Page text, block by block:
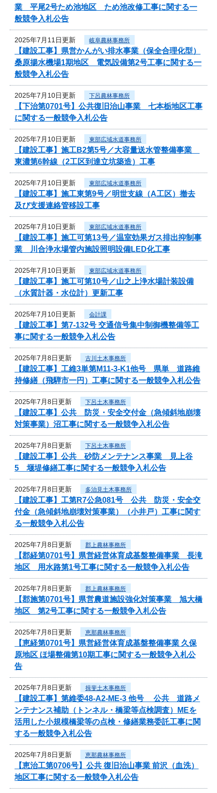
業 平尾2号ため池地区 ため池改修工事に関する一
般競争入札公告
2025年7月11日更新 岐阜農林事務所
【建設工事】県営かんがい排水事業（保全合理化型）
桑原揚水機場1期地区 電気設備第2号工事に関する一
般競争入札公告
2025年7月10日更新 下呂農林事務所
【下治第0701号】公共復旧治山事業 七本栃地区工事
に関する一般競争入札公告
2025年7月10日更新 東部広域水道事務所
【建設工事】施工B2第5号／大容量送水管整備事業
東濃第6幹線（2工区到達立坑築造）工事
2025年7月10日更新 東部広域水道事務所
【建設工事】施工東第9号／明世支線（A工区）撤去
及び支援連絡管移設工事
2025年7月10日更新 東部広域水道事務所
【建設工事】施工可第13号／温室効果ガス排出抑制事
業 川合浄水場管内施設照明設備LED化工事
2025年7月10日更新 東部広域水道事務所
【建設工事】施工可第10号／山之上浄水場計装設備
（水質計器・水位計）更新工事
2025年7月10日更新 会計課
【建設工事】第7-132号 交通信号集中制御機整備等工
事に関する一般競争入札公告
2025年7月8日更新 古川土木事務所
【建設工事】工維3単第M11-3-K1他号 県単 道路維
持修繕（飛騨市一円）工事に関する一般競争入札公告
2025年7月8日更新 下呂土木事務所
【建設工事】公共 防災・安全交付金（急傾斜地崩壊
対策事業）沼工事に関する一般競争入札公告
2025年7月8日更新 下呂土木事務所
【建設工事】公共 砂防メンテナンス事業 見上谷
5 堰堤修繕工事に関する一般競争入札公告
2025年7月8日更新 多治見土木事務所
【建設工事】工第R7公急081号 公共 防災・安全交
付金（急傾斜地崩壊対策事業）（小井戸）工事に関す
る一般競争入札公告
2025年7月8日更新 郡上農林事務所
【郡経第0701号】県営経営体育成基盤整備事業 長滝
地区 用水路第1号工事に関する一般競争入札公告
2025年7月8日更新 郡上農林事務所
【郡施第0701号】県営農道施設強化対策事業 旭大橋
地区 第2号工事に関する一般競争入札公告
2025年7月8日更新 恵那農林事務所
【恵経第0701号】県営経営体育成基盤整備事業 久保
原地区 ほ場整備第10期工事に関する一般競争入札公
告
2025年7月8日更新 揖斐土木事務所
【建設工事】第維委48-A2-ME-3 他号 公共 道路メ
ンテナンス補助（トンネル・橋梁等点検調査）MEを
活用した小規模橋梁等の点検・修繕業務委託工事に関
する一般競争入札公告
2025年7月8日更新 恵那農林事務所
【恵治工第0706号】公共 復旧治山事業 前沢（血洗）
地区工事に関する一般競争入札公告